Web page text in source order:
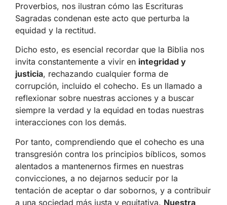
Proverbios, nos ilustran cómo las Escrituras
Sagradas condenan este acto que perturba la
equidad y la rectitud.
Dicho esto, es esencial recordar que la Biblia nos
invita constantemente a vivir en integridad y
justicia, rechazando cualquier forma de
corrupción, incluido el cohecho. Es un llamado a
reflexionar sobre nuestras acciones y a buscar
siempre la verdad y la equidad en todas nuestras
interacciones con los demás.
Por tanto, comprendiendo que el cohecho es una
transgresión contra los principios bíblicos, somos
alentados a mantenernos firmes en nuestras
convicciones, a no dejarnos seducir por la
tentación de aceptar o dar sobornos, y a contribuir
a una sociedad más justa y equitativa. Nuestra